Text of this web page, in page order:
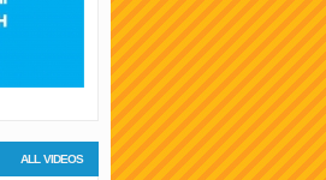
ALL VIDEOS